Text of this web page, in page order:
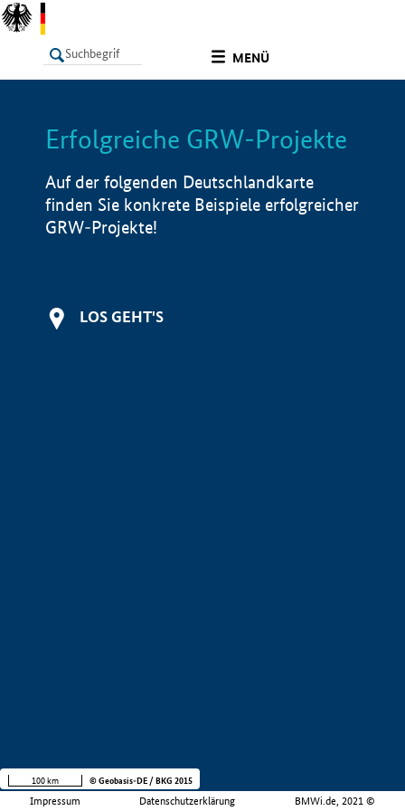
MENÜ
LISTE Info
Erfolgreiche GRW-Projekte
Auf der folgenden Deutschlandkarte
finden Sie konkrete Beispiele erfolgreicher
GRW-Projekte!
LOS GEHT'S
Impressum Datenschutzerklärung BMWi.de, 2021 ©
100 km © Geobasis-DE / BKG 2015